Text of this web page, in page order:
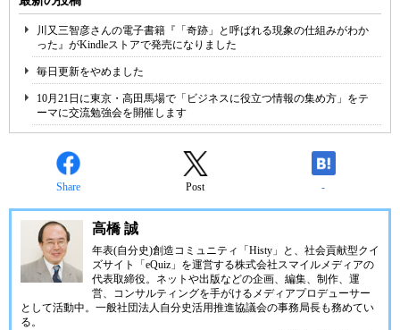
川又三智彦さんの電子書籍『「奇跡」と呼ばれる現象の仕組みがわか
った』がKindleストアで発売になりました
毎日更新をやめました
10月21日に東京・高田馬場で「ビジネスに役立つ情報の集め方」をテ
ーマに交流勉強会を開催します
Share Post -
高橋 誠
年表(自分史)創造コミュニティ「 Histy 」と、社会貢献型クイ
ズサイト「 eQuiz 」を運営する株式会社スマイルメディアの
代表取締役。ネットや出版などの企画、編集、制作、運
営、コンサルティングを手がけるメディアプロデューサー
として活動中。 一般社団法人自分史活用推進協議会の事務局長も務めてい
る。